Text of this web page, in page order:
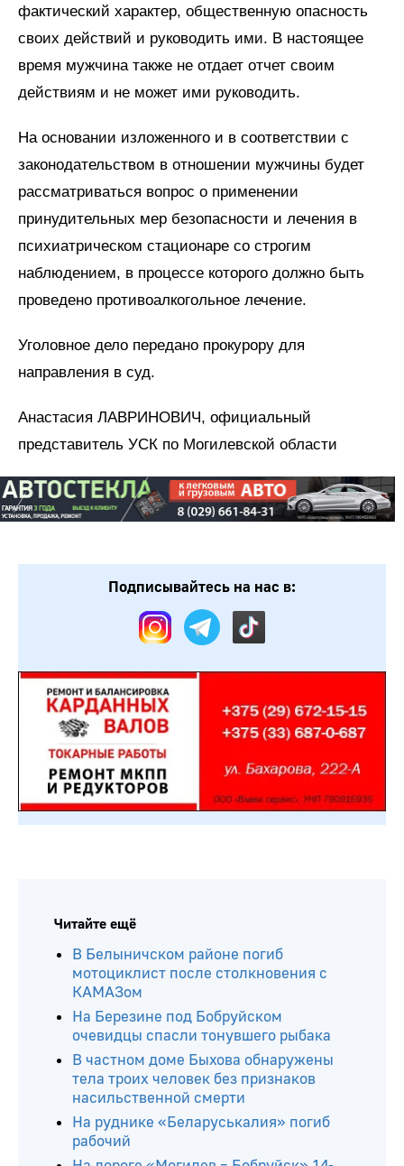
фактический характер, общественную опасность
своих действий и руководить ими. В настоящее
время мужчина также не отдает отчет своим
действиям и не может ими руководить.
На основании изложенного и в соответствии с
законодательством в отношении мужчины будет
рассматриваться вопрос о применении
принудительных мер безопасности и лечения в
психиатрическом стационаре со строгим
наблюдением, в процессе которого должно быть
проведено противоалкогольное лечение.
Уголовное дело передано прокурору для
направления в суд.
Анастасия ЛАВРИНОВИЧ, официальный
представитель УСК по Могилевской области
Подписывайтесь на нас в:
Читайте ещё
В Белыничском районе погиб
мотоциклист после столкновения с
КАМАЗом
На Березине под Бобруйском
очевидцы спасли тонувшего рыбака
В частном доме Быхова обнаружены
тела троих человек без признаков
насильственной смерти
На руднике «Беларуськалия» погиб
рабочий